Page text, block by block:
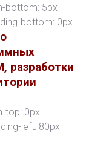
bottom: 5px
bottom: 0px
разработки
top: 0px
left: 80px